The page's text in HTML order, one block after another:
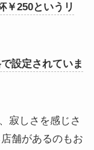
￥250というリ
設定されていま
寂しさを感じさ
舗があるのもお